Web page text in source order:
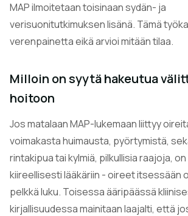
MAP ilmoitetaan toisinaan sydän- ja
verisuonitutkimuksen lisänä. Tämä
verenpainetta eikä arvioi mitään tilaa.
Milloin on syytä hakeutua
hoitoon
Jos matalaan MAP-lukemaan liittyy
voimakasta huimausta, pyörtymistä,
rintakipua tai kylmiä, pilkullisia raajoja,
kiireellisesti lääkäriin - oireet itsessään
pelkkä luku. Toisessa ääripäässä
kirjallisuudessa mainitaan laajalti, että